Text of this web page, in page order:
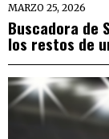
MARZO 25, 2026
Buscadora de
los restos de